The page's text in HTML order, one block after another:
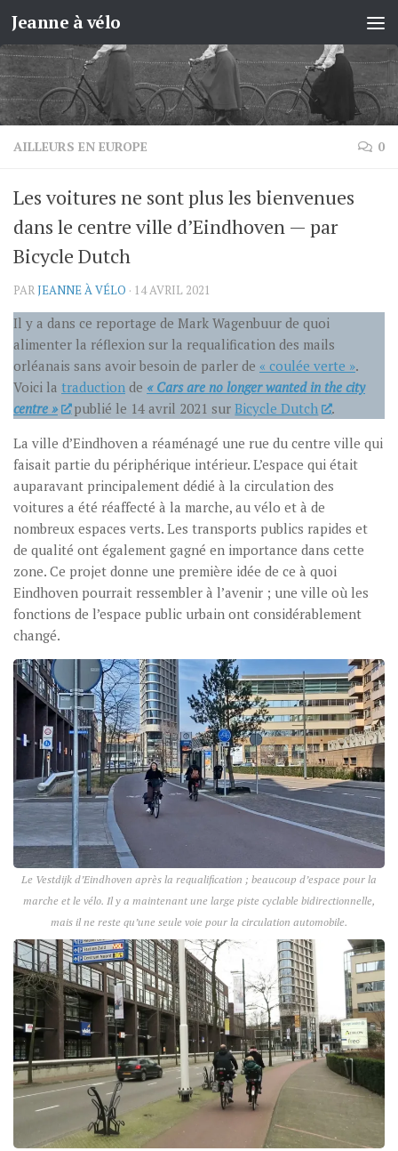
Skip to content
Jeanne à vélo
AILLEURS EN EUROPE 0
Les voitures ne sont plus les bienvenues
dans le centre ville d’Eindhoven — par
Bicycle Dutch
PARJEANNE À VÉLO · 14 AVRIL 2021
Il y a dans ce reportage de Mark Wagenbuur de quoi
alimenter la réflexion sur la requalification des mails
orléanais sans avoir besoin de parler de « coulée verte ».
Voici la traduction de « Cars are no longer wanted in the city
centre »
publié le 14 avril 2021 surBicycle Dutch
.
La ville d’Eindhoven a réaménagé une rue du centre ville qui
faisait partie du périphérique intérieur. L’espace qui était
auparavant principalement dédié à la circulation des
voitures a été réaffecté à la marche, au vélo et à de
nombreux espaces verts. Les transports publics rapides et
de qualité ont également gagné en importance dans cette
zone. Ce projet donne une première idée de ce à quoi
Eindhoven pourrait ressembler à l’avenir ; une ville où les
fonctions de l’espace public urbain ont considérablement
changé.
Le Vestdijk d’Eindhoven après la requalification ; beaucoup d’espace pour la
marche et le vélo. Il y a maintenant une large piste cyclable bidirectionnelle,
mais il ne reste qu’une seule voie pour la circulation automobile.